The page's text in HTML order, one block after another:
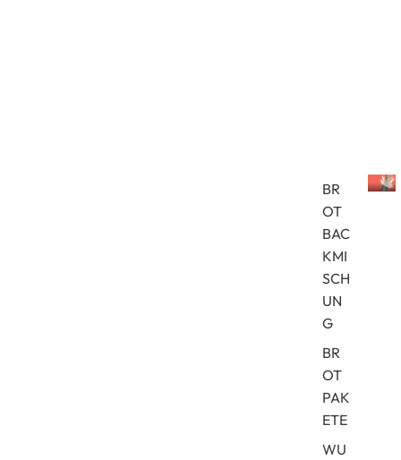
BR
OT
BAC
KMI
SCH
UN
G
BR
OT
PAK
ETE
WU